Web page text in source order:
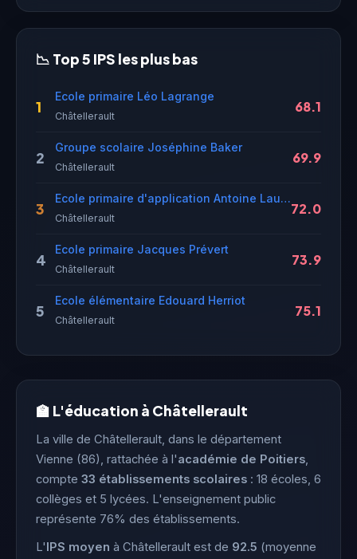
📉 Top 5 IPS les plus bas
1
Ecole primaire Léo Lagrange
Châtellerault
68.1
2
Groupe scolaire Joséphine Baker
Châtellerault
69.9
3
Ecole primaire d'application Antoine Laurent de Lavoisier
Châtellerault
72.0
4
Ecole primaire Jacques Prévert
Châtellerault
73.9
5
Ecole élémentaire Edouard Herriot
Châtellerault
75.1
🏫 L'éducation à Châtellerault
La ville de Châtellerault, dans le département
Vienne (86), rattachée à l'académie de Poitiers,
compte 33 établissements scolaires : 18 écoles, 6
collèges et 5 lycées. L'enseignement public
représente 76% des établissements.
L'IPS moyen à Châtellerault est de 92.5 (moyenne